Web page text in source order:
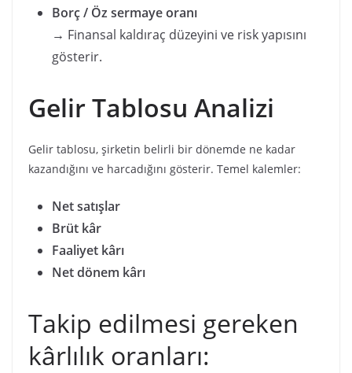
Borç / Öz sermaye oranı
→ Finansal kaldıraç düzeyini ve risk yapısını
gösterir.
Gelir Tablosu Analizi
Gelir tablosu, şirketin belirli bir dönemde ne kadar
kazandığını ve harcadığını gösterir. Temel kalemler:
Net satışlar
Brüt kâr
Faaliyet kârı
Net dönem kârı
Takip edilmesi gereken
kârlılık oranları: